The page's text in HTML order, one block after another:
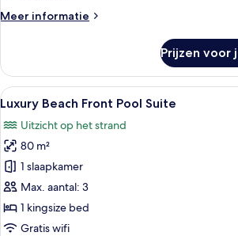
Meer informatie
Meer
Beach
Front
View
Prijzen voor
Alle
foto's
voor
Luxury
Beach
Front
Pool
Suite
Een
7
Luxury Beach Front Pool Suite
Uitzicht op het strand
80 m²
1 slaapkamer
Max. aantal: 3
1 kingsize bed
Gratis wifi